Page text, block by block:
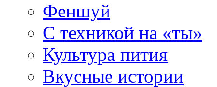
Феншуй
С техникой на «ты»
Культура пития
Вкусные истории